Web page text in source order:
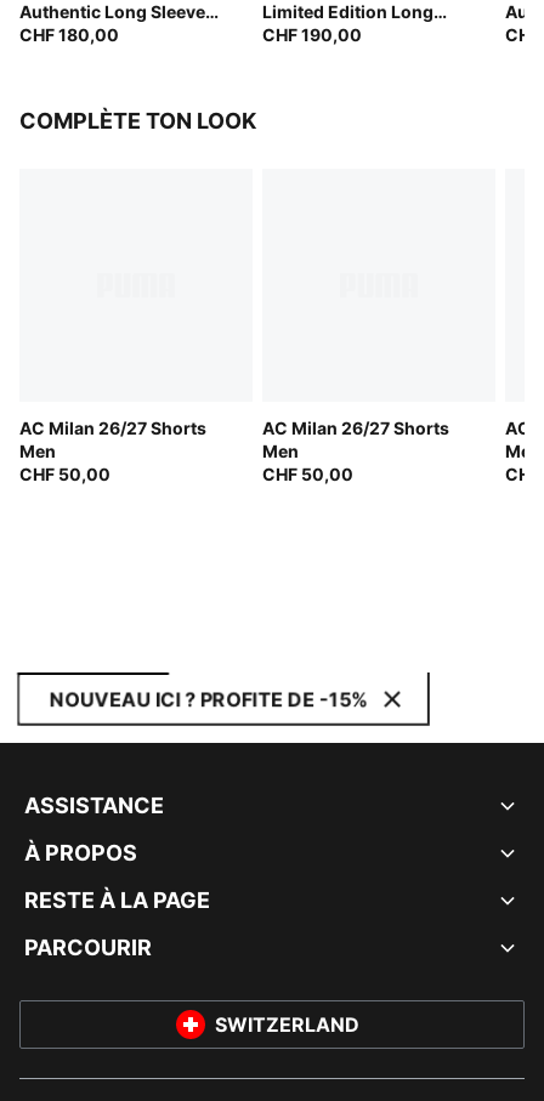
Authentic Long Sleeve
Jersey Men
CHF 180,00
Limited Edition Long
Sleeve Jersey
CHF 190,00
COMPLÈTE TON LOOK
AC Milan 26/27 Shorts
Men
CHF 50,00
AC Milan 26/27 Shorts
Men
CHF 50,00
AC
Men
NOUVEAU ICI ? PROFITE DE -15%
ASSISTANCE
À PROPOS
RESTE À LA PAGE
PARCOURIR
SWITZERLAND